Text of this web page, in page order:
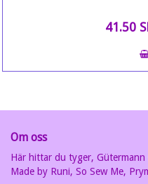
41.50
Om oss
Här hittar du tyger,
Made by Runi, So Sew Me,